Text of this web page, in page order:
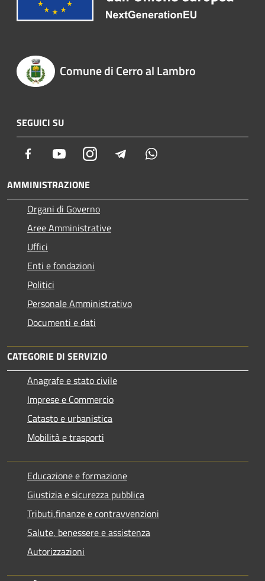
Comune di Cerro al Lambro
SEGUICI SU
Facebook YoutubeInstagram Telegram
AMMINISTRAZIONE
Organi di Governo
Aree Amministrative
Uffici
Enti e fondazioni
Politici
Personale Amministrativo
Documenti e dati
CATEGORIE DI SERVIZIO
Anagrafe e stato civile
Imprese e Commercio
Catasto e urbanistica
Mobilità e trasporti
Educazione e formazione
Giustizia e sicurezza pubblica
Tributi,finanze e contravvenzioni
Salute, benessere e assistenza
Autorizzazioni